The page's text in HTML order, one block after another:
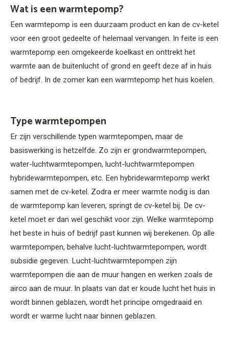
Wat is een warmtepomp?
Een warmtepomp is een duurzaam product en kan de cv-ketel
voor een groot gedeelte of helemaal vervangen. In feite is een
warmtepomp een omgekeerde koelkast en onttrekt het
warmte aan de buitenlucht of grond en geeft deze af in huis
of bedrijf. In de zomer kan een warmtepomp het huis koelen.
Type warmtepompen
Er zijn verschillende typen warmtepompen, maar de
basiswerking is hetzelfde. Zo zijn er grondwarmtepompen,
water-luchtwarmtepompen, lucht-luchtwarmtepompen
hybridewarmtepompen, etc. Een hybridewarmtepomp werkt
samen met de cv-ketel. Zodra er meer warmte nodig is dan
de warmtepomp kan leveren, springt de cv-ketel bij. De cv-
ketel moet er dan wel geschikt voor zijn. Welke warmtepomp
het beste in huis of bedrijf past kunnen wij berekenen. Op alle
warmtepompen, behalve lucht-luchtwarmtepompen, wordt
subsidie gegeven. Lucht-luchtwarmtepompen zijn
warmtepompen die aan de muur hangen en werken zoals de
airco aan de muur. In plaats van dat er koude lucht het huis in
wordt binnen geblazen, wordt het principe omgedraaid en
wordt er warme lucht naar binnen geblazen.